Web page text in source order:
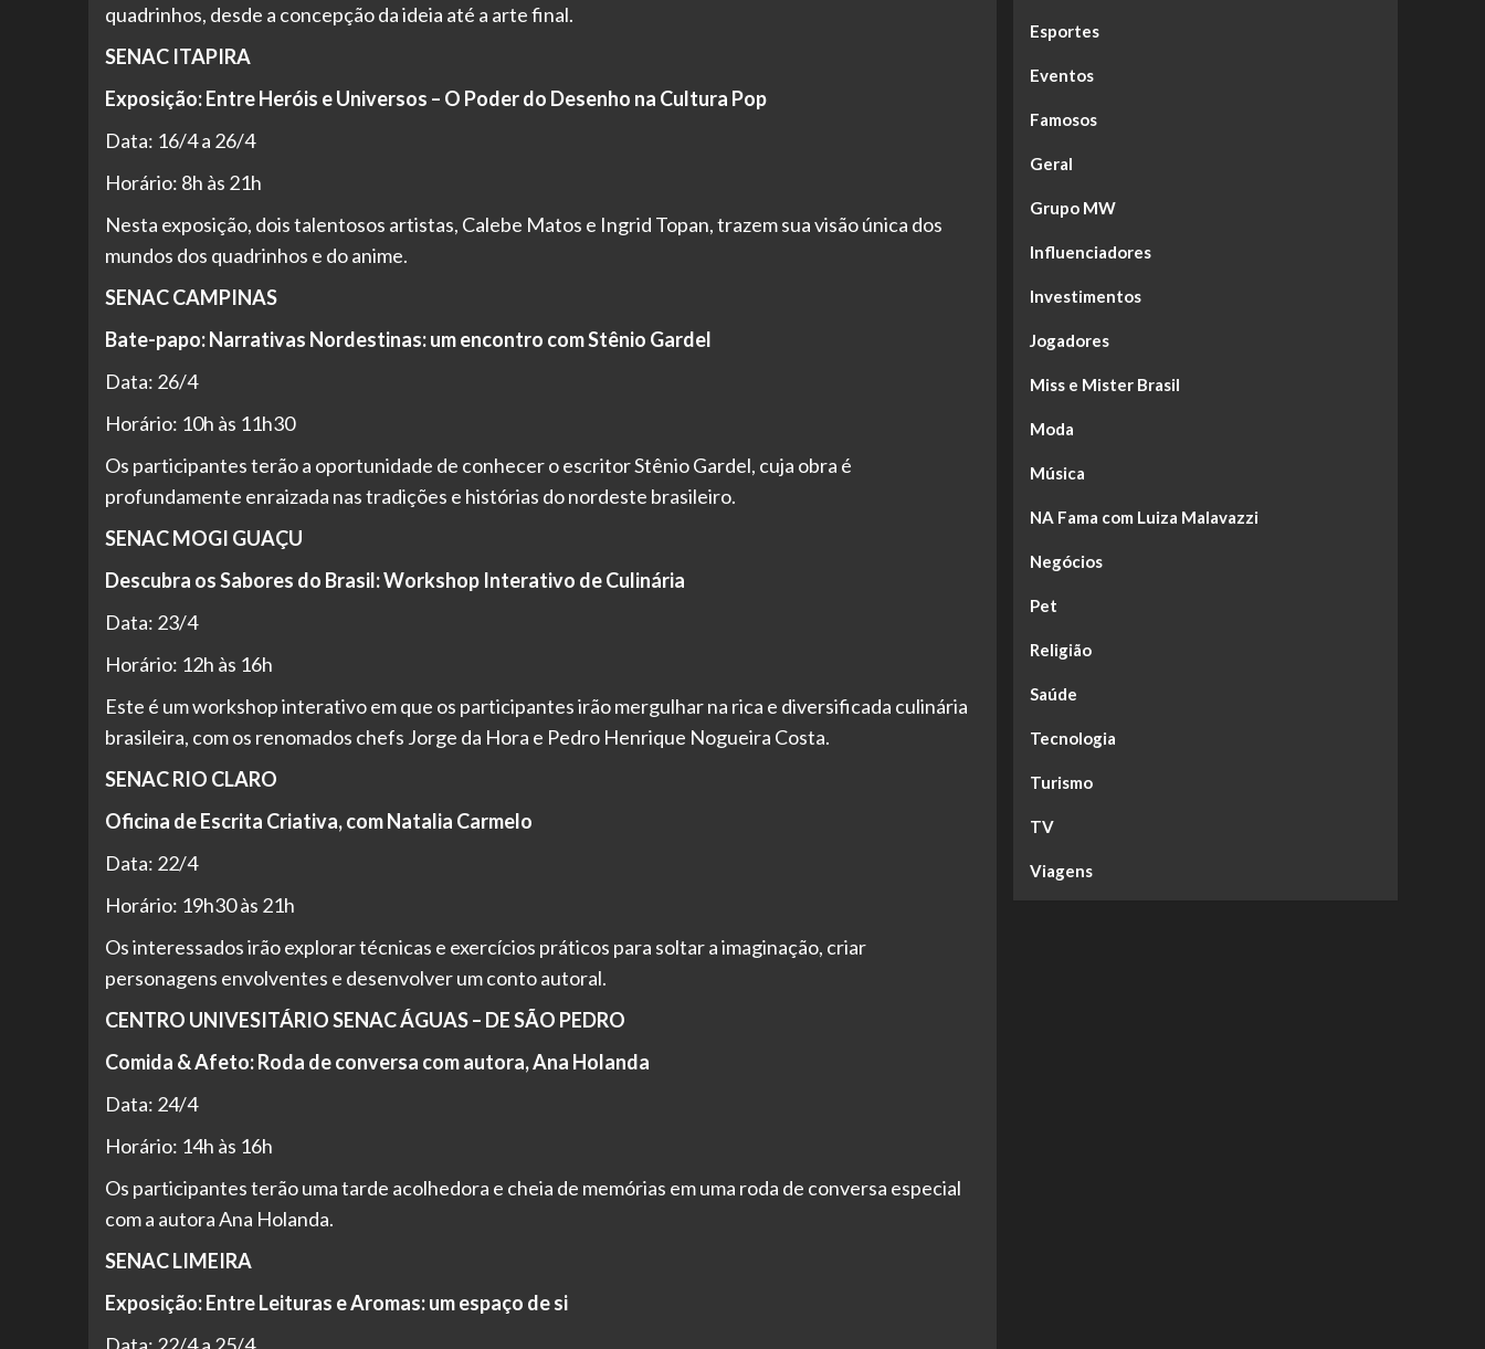
quadrinhos, desde a concepção da ideia até a arte final.
SENAC ITAPIRA
Exposição: Entre Heróis e Universos – O Poder do Desenho na Cultura Pop
Data: 16/4 a 26/4
Horário: 8h às 21h
Nesta exposição, dois talentosos artistas, Calebe Matos e Ingrid Topan, trazem sua visão única dos
mundos dos quadrinhos e do anime.
SENAC CAMPINAS
Bate-papo: Narrativas Nordestinas: um encontro com Stênio Gardel
Data: 26/4
Horário: 10h às 11h30
Os participantes terão a oportunidade de conhecer o escritor Stênio Gardel, cuja obra é
profundamente enraizada nas tradições e histórias do nordeste brasileiro.
SENAC MOGI GUAÇU
Descubra os Sabores do Brasil: Workshop Interativo de Culinária
Data: 23/4
Horário: 12h às 16h
Este é um workshop interativo em que os participantes irão mergulhar na rica e diversificada culinária
brasileira, com os renomados chefs Jorge da Hora e Pedro Henrique Nogueira Costa.
SENAC RIO CLARO
Oficina de Escrita Criativa, com Natalia Carmelo
Data: 22/4
Horário: 19h30 às 21h
Os interessados irão explorar técnicas e exercícios práticos para soltar a imaginação, criar
personagens envolventes e desenvolver um conto autoral.
CENTRO UNIVESITÁRIO SENAC ÁGUAS – DE SÃO PEDRO
Comida & Afeto: Roda de conversa com autora, Ana Holanda
Data: 24/4
Horário: 14h às 16h
Os participantes terão uma tarde acolhedora e cheia de memórias em uma roda de conversa especial
com a autora Ana Holanda.
SENAC LIMEIRA
Exposição: Entre Leituras e Aromas: um espaço de si
Data: 22/4 a 25/4
Esportes
Eventos
Famosos
Geral
Grupo MW
Influenciadores
Investimentos
Jogadores
Miss e Mister Brasil
Moda
Música
NA Fama com Luiza Malavazzi
Negócios
Pet
Religião
Saúde
Tecnologia
Turismo
TV
Viagens